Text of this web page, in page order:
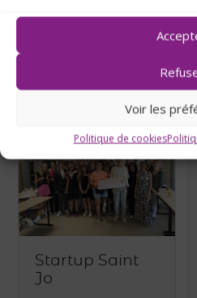
Voir les
Politique de cookies
des Korrigans à
Savenay. De quoi faire
Startup Saint
Jo